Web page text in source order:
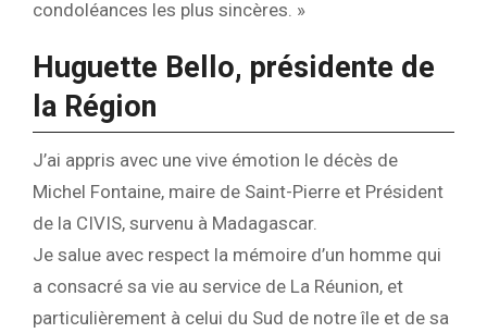
condoléances les plus sincères. »
Huguette Bello, présidente de
la Région
J’ai appris avec une vive émotion le décès de
Michel Fontaine, maire de Saint-Pierre et Président
de la CIVIS, survenu à Madagascar.
Je salue avec respect la mémoire d’un homme qui
a consacré sa vie au service de La Réunion, et
particulièrement à celui du Sud de notre île et de sa